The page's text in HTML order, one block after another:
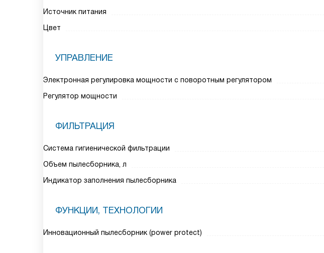
Источник питания
Цвет
УПРАВЛЕНИЕ
Электронная регулировка мощности с поворотным регулятором
Регулятор мощности
ФИЛЬТРАЦИЯ
Система гигиенической фильтрации
Объем пылесборника, л
Индикатор заполнения пылесборника
ФУНКЦИИ, ТЕХНОЛОГИИ
Инновационный пылесборник (power protect)